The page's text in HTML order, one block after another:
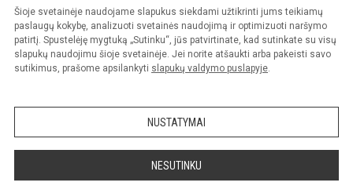
Šioje svetainėje naudojame slapukus siekdami užtikrinti jums teikiamų
paslaugų kokybę, analizuoti svetainės naudojimą ir optimizuoti naršymo
patirtį. Spustelėję mygtuką „Sutinku“, jūs patvirtinate, kad sutinkate su visų
slapukų naudojimu šioje svetainėje. Jei norite atšaukti arba pakeisti savo
sutikimus, prašome apsilankyti slapukų valdymo puslapyje.
NUSTATYMAI
NESUTINKU
saugomos.
Kopijuoti turinį be raštiško gimnazijos sutikimo griežtai draudžiama.
Prieinamumo paraiška Slapukų valdymas
Sumanus būdas atnaujinti